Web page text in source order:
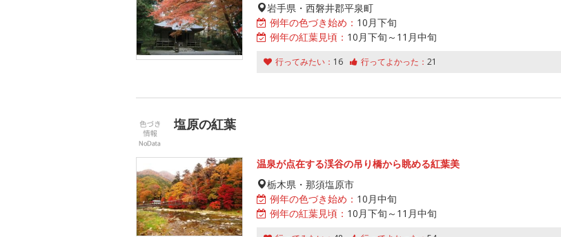
岩手県・西磐井郡平泉町
例年の色づき始め： 10月下旬
例年の紅葉見頃： 10月下旬～11月中旬
行ってみたい： 16 行ってよかった： 21
塩原の紅葉
温泉が点在する渓谷の吊り橋から眺める紅葉美
栃木県・那須塩原市
例年の色づき始め： 10月中旬
例年の紅葉見頃： 10月下旬～11月中旬